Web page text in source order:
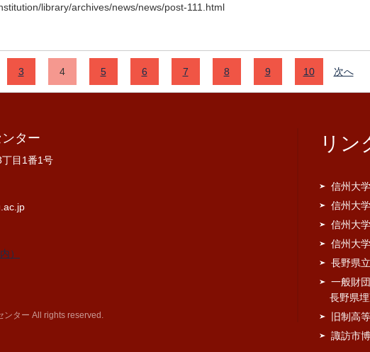
library/archives/news/news/post-111.html
3 4 5 6 7 8 9 10 次へ
ター
目1番1号
）
ター All rights reserved.
リン
信州大学
信州大
信州大
信州大
長野県
一般財
長野県埋
旧制高
諏訪市